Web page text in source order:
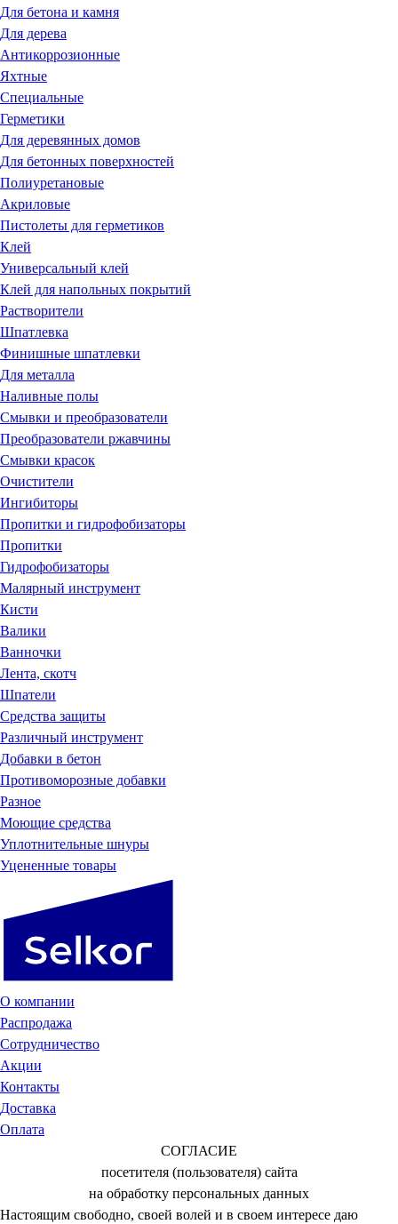
Для бетона и камня
Для дерева
Антикоррозионные
Яхтные
Специальные
Герметики
Для деревянных домов
Для бетонных поверхностей
Полиуретановые
Акриловые
Пистолеты для герметиков
Клей
Универсальный клей
Клей для напольных покрытий
Растворители
Шпатлевка
Финишные шпатлевки
Для металла
Наливные полы
Смывки и преобразователи
Преобразователи ржавчины
Смывки красок
Очистители
Ингибиторы
Пропитки и гидрофобизаторы
Пропитки
Гидрофобизаторы
Малярный инструмент
Кисти
Валики
Ванночки
Лента, скотч
Шпатели
Средства защиты
Различный инструмент
Добавки в бетон
Противоморозные добавки
Разное
Моющие средства
Уплотнительные шнуры
Уцененные товары
О компании
Распродажа
Сотрудничество
Акции
Контакты
Доставка
Оплата
СОГЛАСИЕ
посетителя (пользователя) сайта
на обработку персональных данных
Настоящим свободно, своей волей и в своем интересе даю